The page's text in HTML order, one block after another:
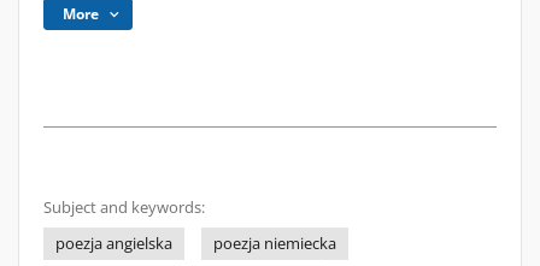
More
Subject and keywords:
poezja angielska
poezja niemiecka